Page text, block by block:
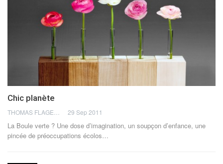
Chic planète
29 Sep 2011
La Boule verte ? Une dose d’imagination, un soupçon d’enfance, une
pincée de préoccupations écolos…